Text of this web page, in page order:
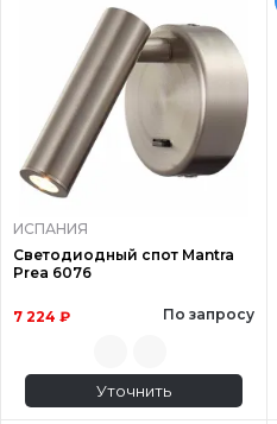
ИСПАНИЯ
Светодиодный спот Mantra
Prea 6076
7 224 ₽ По запросу
Уточнить